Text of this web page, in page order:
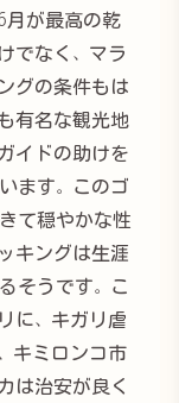
月が最高の乾
でなく、マラ
グの条件もは
有名な観光地
イドの助けを
ます。このゴ
て穏やかな性
キングは生涯
そうです。こ
に、キガリ虐
キミロンコ市
は治安が良く